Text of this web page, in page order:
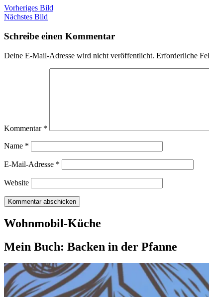
Vorheriges Bild
Nächstes Bild
Schreibe einen Kommentar
Deine E-Mail-Adresse wird nicht veröffentlicht. Erforderliche
Kommentar *
Name *
E-Mail-Adresse *
Website
Wohnmobil-Küche
Mein Buch: Backen in der Pfanne